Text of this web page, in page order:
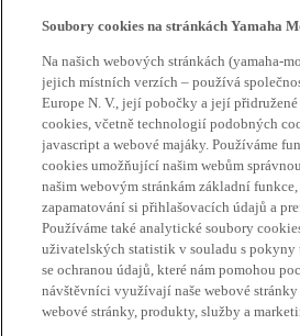
Soubory cookies na stránkách Yamaha
Na našich webových stránkách (yamaha-
jejich místních verzích – používá
Europe N. V., její pobočky a její
cookies, včetně technologií podobných
javascript a webové majáky. Používáme
cookies umožňující našim webům
našim webovým stránkám základní
zapamatování si přihlašovacích údajů a
Používáme také analytické soubory
uživatelských statistik v souladu s
se ochranou údajů, které nám pomohou
návštěvníci využívají naše webové stránky
webové stránky, produkty, služby a